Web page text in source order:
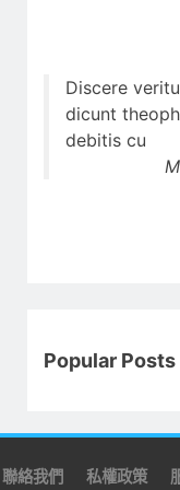
Discere
dicunt
debitis cu
Popular Posts
聯絡我們 私權政策